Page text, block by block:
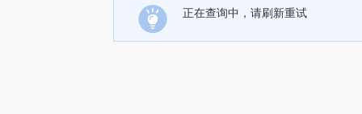
正在查询中，请刷新重试